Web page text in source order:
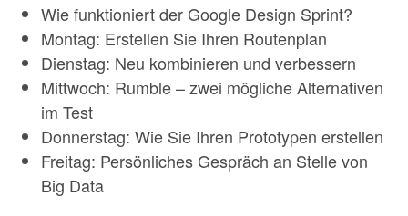
Wie funktioniert der Google Design Sprint?
Montag: Erstellen Sie Ihren Routenplan
Dienstag: Neu kombinieren und verbessern
Mittwoch: Rumble – zwei mögliche Alternativen
im Test
Donnerstag: Wie Sie Ihren Prototypen erstellen
Freitag: Persönliches Gespräch an Stelle von
Big Data